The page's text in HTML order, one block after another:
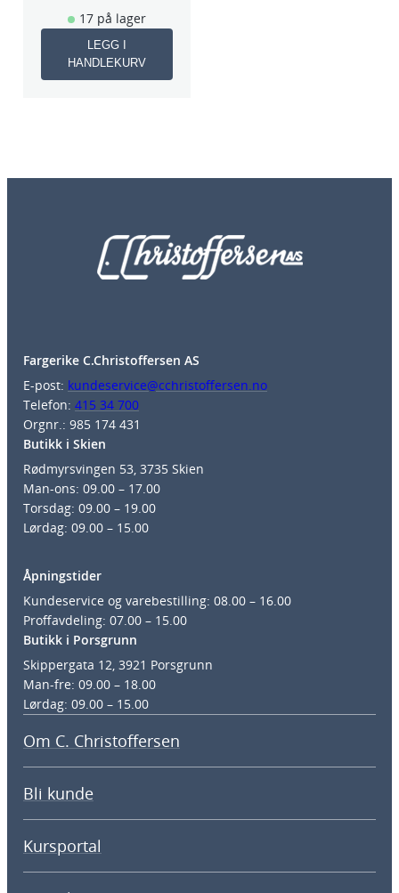
17 på lager
LEGG I
HANDLEKURV
Fargerike C.Christoffersen AS
E-post: kundeservice@cchristoffersen.no
Telefon: 415 34 700
Orgnr.: 985 174 431
Butikk i Skien
Rødmyrsvingen 53, 3735 Skien
Man-ons: 09.00 – 17.00
Torsdag: 09.00 – 19.00
Lørdag: 09.00 – 15.00
Åpningstider
Kundeservice og varebestilling: 08.00 – 16.00
Proffavdeling: 07.00 – 15.00
Butikk i Porsgrunn
Skippergata 12, 3921 Porsgrunn
Man-fre: 09.00 – 18.00
Lørdag: 09.00 – 15.00
Om C. Christoffersen
Bli kunde
Kursportal